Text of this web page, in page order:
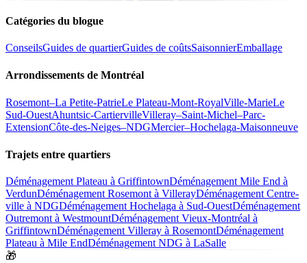
Catégories du blogue
ConseilsGuides de quartierGuides de coûtsSaisonnierEmballage
Arrondissements de Montréal
Rosemont–La Petite-PatrieLe Plateau-Mont-RoyalVille-MarieLe
Sud-OuestAhuntsic-CartiervilleVilleray–Saint-Michel–Parc-
ExtensionCôte-des-Neiges–NDGMercier–Hochelaga-Maisonneuve
Trajets entre quartiers
Déménagement Plateau à GriffintownDéménagement Mile End à
VerdunDéménagement Rosemont à VillerayDéménagement Centre-
ville à NDGDéménagement Hochelaga à Sud-OuestDéménagement
Outremont à WestmountDéménagement Vieux-Montréal à
GriffintownDéménagement Villeray à RosemontDéménagement
Plateau à Mile EndDéménagement NDG à LaSalle
🎁